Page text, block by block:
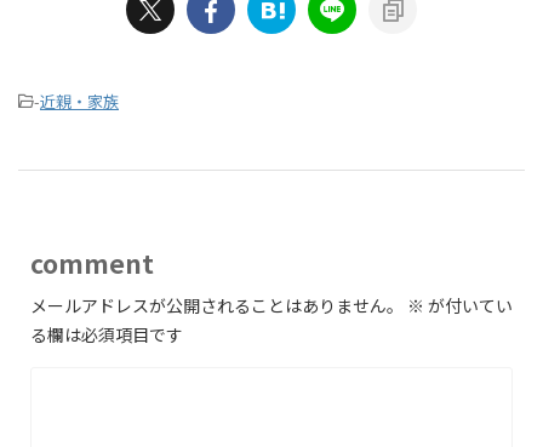
-近親・家族
comment
メールアドレスが公開されることはありません。 ※ が付いてい
る欄は必須項目です